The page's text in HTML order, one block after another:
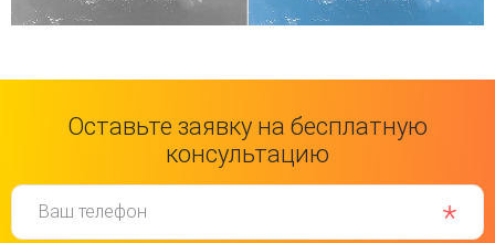
Оставьте заявку на бесплатную
консультацию
Ваш телефон